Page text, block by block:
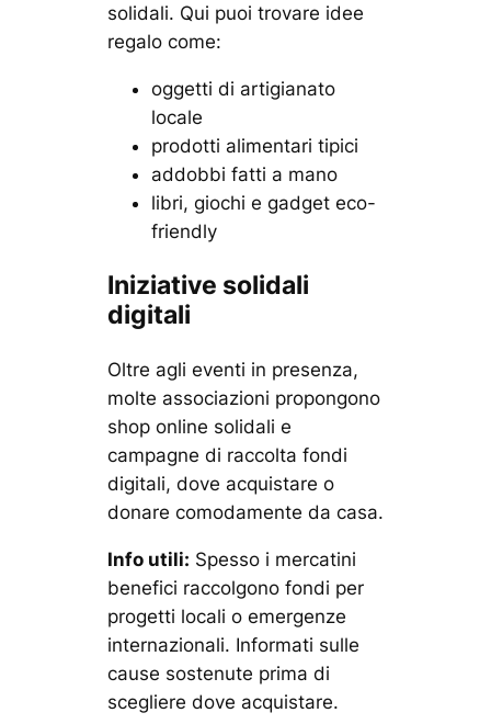
solidali. Qui puoi trovare idee
regalo come:
oggetti di artigianato
locale
prodotti alimentari tipici
addobbi fatti a mano
libri, giochi e gadget eco-
friendly
Iniziative solidali
digitali
Oltre agli eventi in presenza,
molte associazioni propongono
shop online solidali e
campagne di raccolta fondi
digitali, dove acquistare o
donare comodamente da casa.
Info utili: Spesso i mercatini
benefici raccolgono fondi per
progetti locali o emergenze
internazionali. Informati sulle
cause sostenute prima di
scegliere dove acquistare.